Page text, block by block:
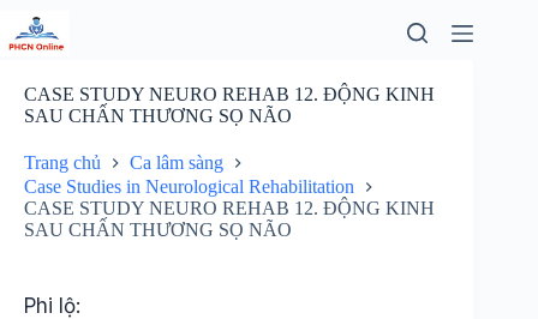
đến
phần
dungCASE STUDY NEURO REHAB 12. ĐỘNG KINH
SAU CHẤN THƯƠNG SỌ NÃO
Trang chủ
Ca lâm sàng
Case Studies in Neurological Rehabilitation
CASE STUDY NEURO REHAB 12. ĐỘNG KINH
SAU CHẤN THƯƠNG SỌ NÃO
Phi lộ: